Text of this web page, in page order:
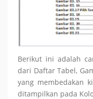
Berikut ini adalah
dari Daftar Tabel,
yang membedakan
ditampilkan pada